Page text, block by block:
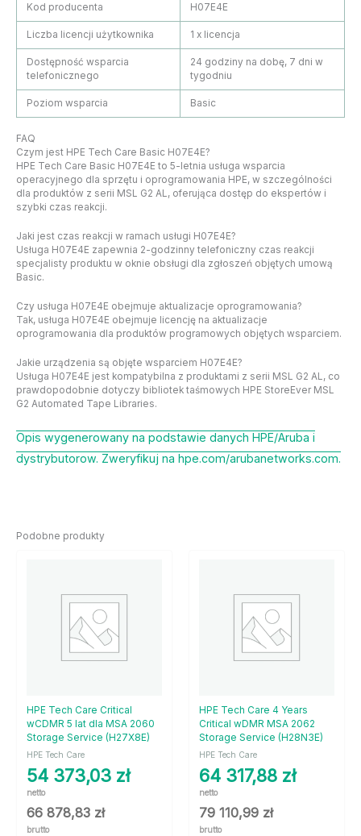
Kod producenta H07E4E
Liczba licencji użytkownika 1 x licencja
Dostępność wsparcia
telefonicznego
24 godziny na dobę, 7 dni w
tygodniu
Poziom wsparcia Basic
FAQ
Czym jest HPE Tech Care Basic H07E4E?
HPE Tech Care Basic H07E4E to 5-letnia usługa wsparcia
operacyjnego dla sprzętu i oprogramowania HPE, w szczególności
dla produktów z serii MSL G2 AL, oferująca dostęp do ekspertów i
szybki czas reakcji.
Jaki jest czas reakcji w ramach usługi H07E4E?
Usługa H07E4E zapewnia 2-godzinny telefoniczny czas reakcji
specjalisty produktu w oknie obsługi dla zgłoszeń objętych umową
Basic.
Czy usługa H07E4E obejmuje aktualizacje oprogramowania?
Tak, usługa H07E4E obejmuje licencję na aktualizacje
oprogramowania dla produktów programowych objętych wsparciem.
Jakie urządzenia są objęte wsparciem H07E4E?
Usługa H07E4E jest kompatybilna z produktami z serii MSL G2 AL, co
prawdopodobnie dotyczy bibliotek taśmowych HPE StoreEver MSL
G2 Automated Tape Libraries.
Opis wygenerowany na podstawie danych HPE/Aruba i
dystrybutorow. Zweryfikuj na hpe.com/arubanetworks.com.
Podobne produkty
HPE Tech Care Critical
wCDMR 5 lat dla MSA 2060
Storage Service (H27X8E)
HPE Tech Care
54 373,03 zł
netto
66 878,83 zł
brutto
HPE Tech Care 4 Years
Critical wDMR MSA 2062
Storage Service (H28N3E)
HPE Tech Care
64 317,88 zł
netto
79 110,99 zł
brutto